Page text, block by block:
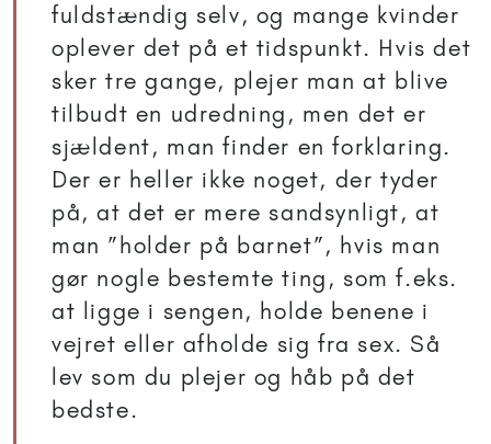
fuldstændig selv, og mange kvinder
oplever det på et tidspunkt. Hvis det
sker tre gange, plejer man at blive
tilbudt en udredning, men det er
sjældent, man finder en forklaring.
Der er heller ikke noget, der tyder
på, at det er mere sandsynligt, at
man ”holder på barnet”, hvis man
gør nogle bestemte ting, som f.eks.
at ligge i sengen, holde benene i
vejret eller afholde sig fra sex. Så
lev som du plejer og håb på det
bedste.